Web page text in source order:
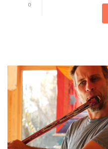
0